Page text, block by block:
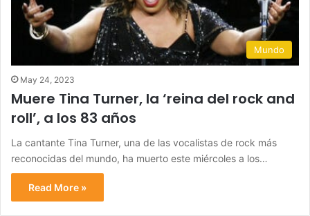
Mundo
May 24, 2023
Muere Tina Turner, la ‘reina del rock and
roll’, a los 83 años
La cantante Tina Turner, una de las vocalistas de rock más
reconocidas del mundo, ha muerto este miércoles a los…
Read More »